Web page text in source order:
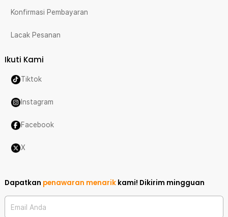
Konfirmasi Pembayaran
Lacak Pesanan
Ikuti Kami
Tiktok
Instagram
Facebook
X
Dapatkan penawaran menarik kami! Dikirim mingguan
Email Anda